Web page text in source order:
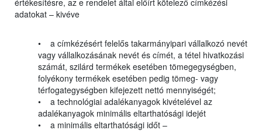
értékesítésre, az e rendelet által előírt kötelező címkézési
adatokat – kivéve
• a címkézésért felelős takarmányipari vállalkozó nevét
vagy vállalkozásának nevét és címét, a tétel hivatkozási
számát, szilárd termékek esetében tömegegységben,
folyékony termékek esetében pedig tömeg- vagy
térfogategységben kifejezett nettó mennyiségét;
• a technológiai adalékanyagok kivételével az
adalékanyagok minimális eltarthatósági idejét
• a minimális eltarthatósági időt –